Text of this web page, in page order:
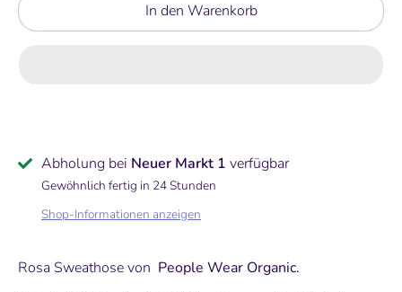
In den Warenkorb
Abholung bei Neuer Markt 1 verfügbar
Gewöhnlich fertig in 24 Stunden
Shop-Informationen anzeigen
Rosa Sweathose von People Wear Organic.
Follow us